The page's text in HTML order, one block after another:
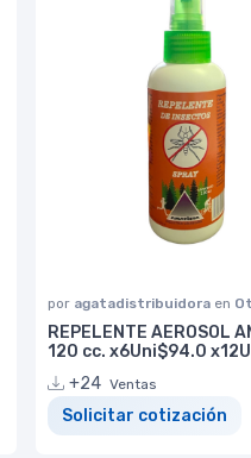
por agatadistribuidora en
REPELENTE AEROSOL
120 cc. x6Uni$94.0
+24 Ventas
Solicitar cotización